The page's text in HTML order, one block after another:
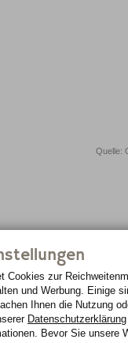
Quelle:
Cookies zur
und Werbung. Einige
Ihnen die Nutzung
Datenschutzerklärung
Bevor Sie unsere